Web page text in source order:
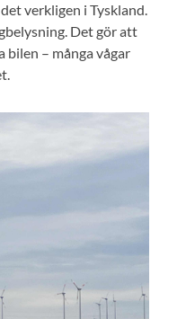
verkligen i Tyskland.
Det gör att
bilen – många vågar